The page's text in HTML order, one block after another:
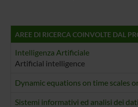
AREE DI RICERCA COINVOLTE DAL
Intelligenza Artificiale
Artificial intelligence
Dynamic equations on time scales
Sistemi informativi ed analisi dei dati